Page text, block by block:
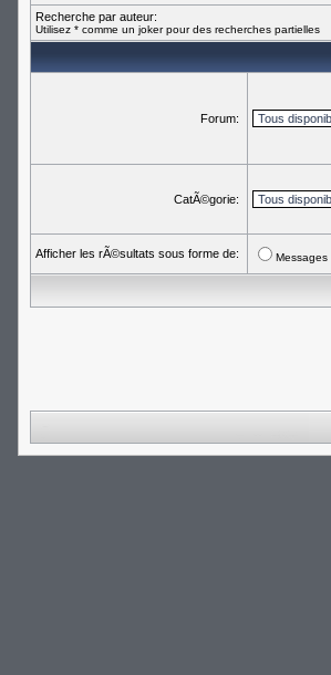
Recherche par auteur:
Utilisez * comme un joker pour des recherches partielles
Forum:
CatÃ©gorie:
Afficher les rÃ©sultats sous forme de: Messages